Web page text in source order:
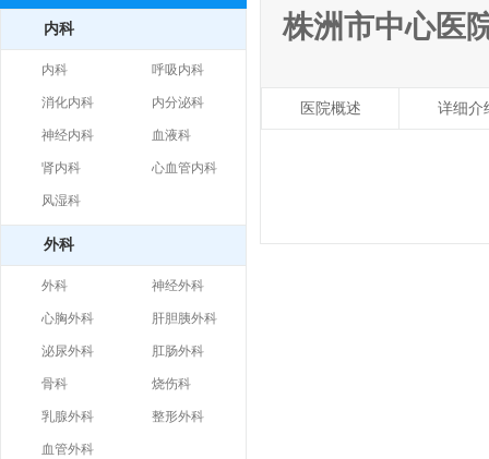
株洲市中心医
医院概述 详细介
内科
内科 呼吸内科
消化内科 内分泌科
神经内科 血液科
肾内科 心血管内科
风湿科
外科
外科 神经外科
心胸外科 肝胆胰外科
泌尿外科 肛肠外科
骨科 烧伤科
乳腺外科 整形外科
血管外科